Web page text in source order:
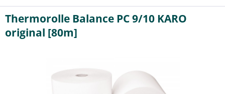
Thermorolle Balance PC 9/10 KARO
original [80m]